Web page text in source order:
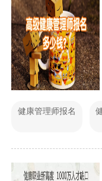
健康管理师报名